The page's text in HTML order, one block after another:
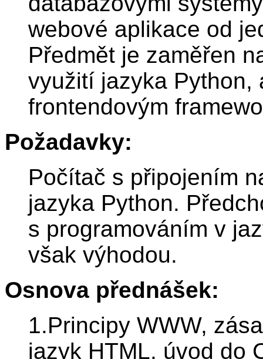
webové aplikace od
Předmět je zaměřen
využití jazyka Python,
frontendovým
Požadavky:
Počítač s připojením
jazyka Python.
s programováním v
však výhodou.
Osnova přednášek:
1.Principy WWW,
jazyk HTML, úvod do